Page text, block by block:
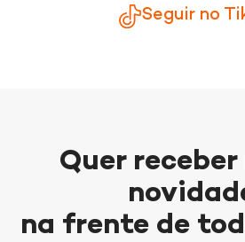
Seguir no
Quer receber
na frente de